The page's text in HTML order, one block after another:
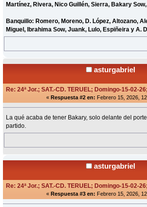
Martínez, Rivera, Nico Guillén, Sierra, Bakary
Banquillo: Romero, Moreno, D. López, Altozano,
Miguel, Ibrahima Sow, Juank, Lulo, Espiñeira y A.
asturgabriel
Re: 24ª Jor.; SAT.-CD. TERUEL; Domingo-15-02-
« Respuesta #2 en: Febrero 15, 2026,
La qué acaba de tener Bakary, solo delante del
partido.
asturgabriel
Re: 24ª Jor.; SAT.-CD. TERUEL; Domingo-15-02-
« Respuesta #3 en: Febrero 15, 2026,